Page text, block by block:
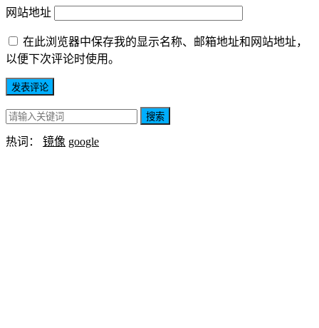
网站地址
在此浏览器中保存我的显示名称、邮箱地址和网站地址，
以便下次评论时使用。
搜索
热词： 镜像 google